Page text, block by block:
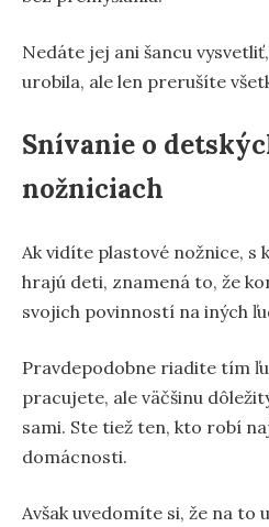
Nedáte jej ani šancu
urobila, ale len prerušíte
Snívanie o
nožniciach
Ak vidíte plastové nožnice, s
hrajú deti, znamená to, že
svojich povinností na iných
Pravdepodobne riadite tím
pracujete, ale väčšinu
sami. Ste tiež ten, kto robí
domácnosti.
Avšak uvedomíte si, že na to